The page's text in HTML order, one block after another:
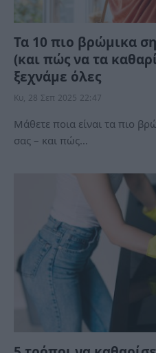
Τα 10 πιο βρώμικα
(και πώς να τα
ξεχνάμε όλες
Κυ, 28 Σεπ 2025 22:47
Μάθετε ποια είναι τα πιο
σας – και πώς…